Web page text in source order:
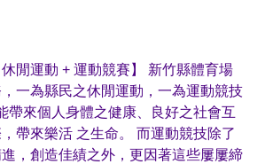
閒運動 + 運動競賽】 新竹縣體育場
一為縣民之休閒運動，一為運動競技
帶來個人身體之健康、良好之社會互
帶來樂活 之生命。 而運動競技除了
，創造佳績之外，更因著這些屢屢締